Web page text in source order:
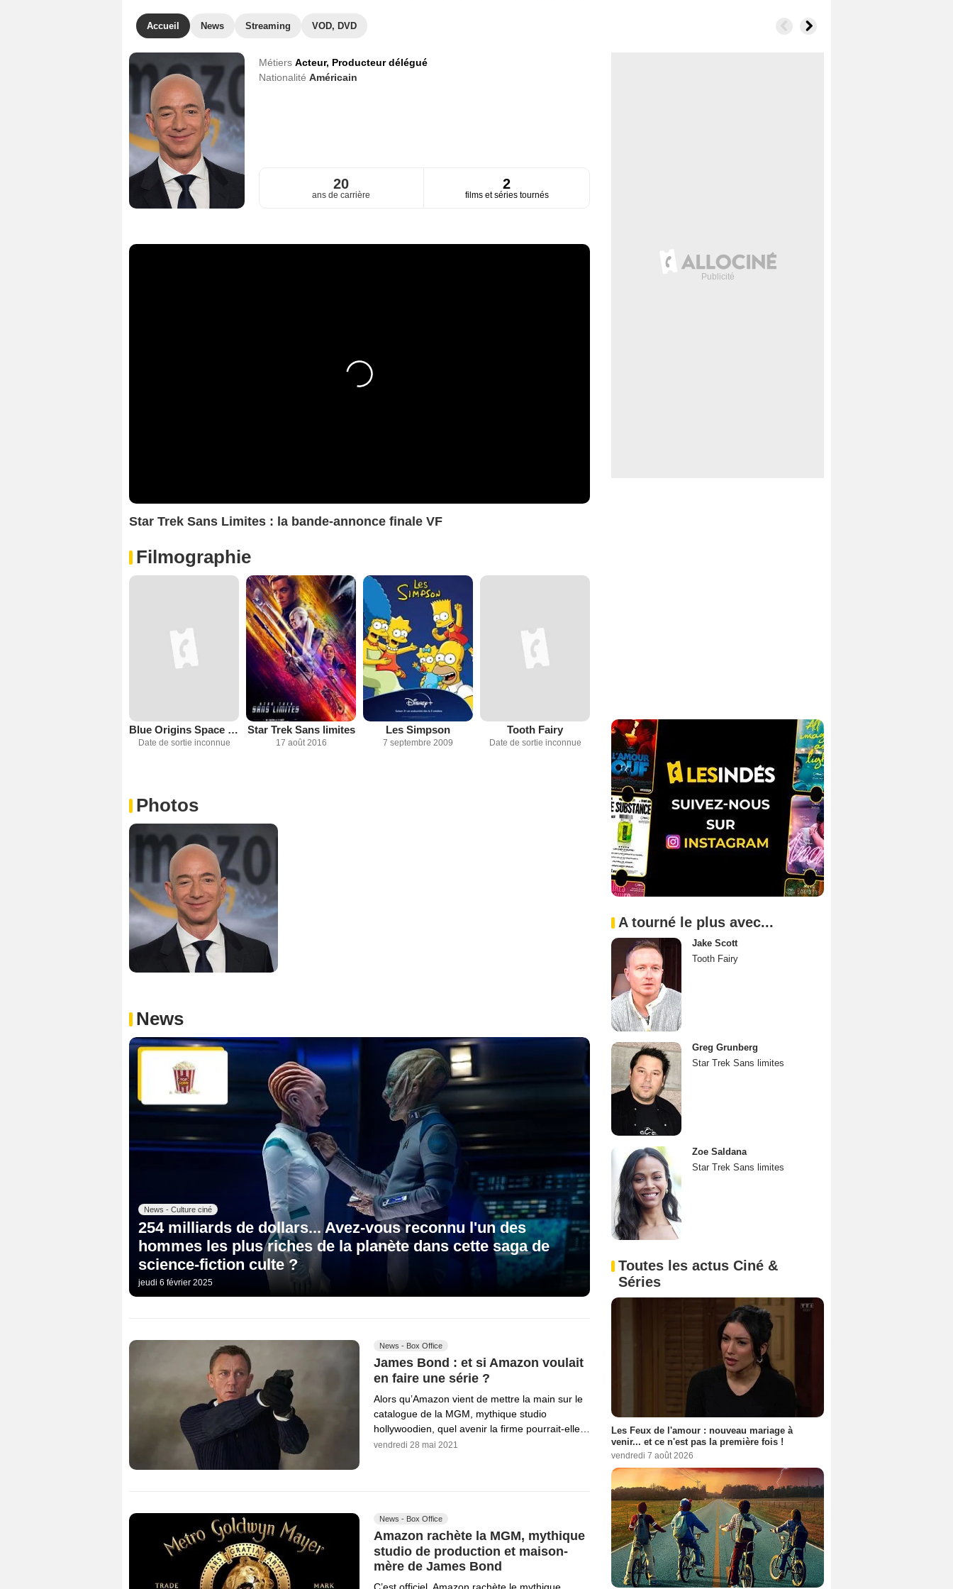
Accueil News Streaming VOD, DVD
Métiers Acteur, Producteur délégué
Nationalité Américain
20
ans de carrière
2
films et séries tournés
Star Trek Sans Limites : la bande-annonce finale VF
Filmographie
Blue Origins Space Rangers
Date de sortie inconnue
Star Trek Sans limites
17 août 2016
Les Simpson
7 septembre 2009
Tooth Fairy
Date de sortie inconnue
Photos
News
News - Culture ciné
254 milliards de dollars... Avez-vous reconnu l'un des
hommes les plus riches de la planète dans cette saga de
science-fiction culte ?
jeudi 6 février 2025
News - Box Office
James Bond : et si Amazon voulait
en faire une série ?
Alors qu’Amazon vient de mettre la main sur le
catalogue de la MGM, mythique studio
hollywoodien, quel avenir la firme pourrait-elle…
vendredi 28 mai 2021
News - Box Office
Amazon rachète la MGM, mythique
studio de production et maison-
mère de James Bond
A tourné le plus avec...
Jake Scott
Tooth Fairy
Greg Grunberg
Star Trek Sans limites
Zoe Saldana
Star Trek Sans limites
Toutes les actus Ciné &
Séries
Les Feux de l'amour : nouveau mariage à
venir... et ce n'est pas la première fois !
vendredi 7 août 2026